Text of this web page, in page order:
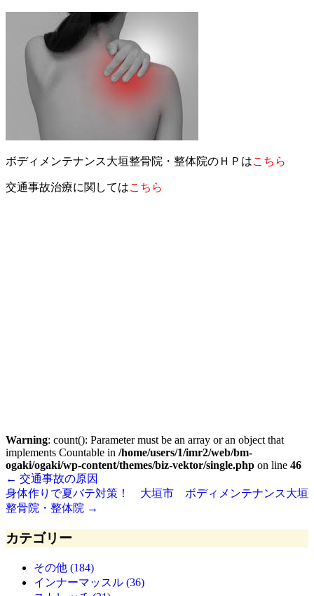
ボディメンテナンス大垣整骨院・整体院のＨＰはこちら
交通事故治療に関してはこちら
Warning: count(): Parameter must be an array or an object that
implements Countable in /home/users/1/imr2/web/bm-
ogaki/ogaki/wp-content/themes/biz-vektor/single.php on line 46
← 交通事故の原因
身体作りで夏バテ対策！ 大垣市 ボディメンテナンス大垣
整骨院・整体院 →
カテゴリー
その他 (184)
インナーマッスル (36)